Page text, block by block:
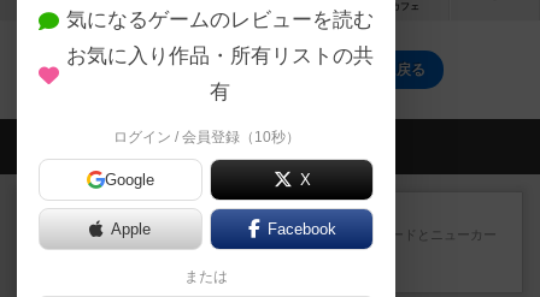
カフェ
ブラック・ローズ・ウォーズのトップに戻る
会員の新しい投稿
戦略やコツ ニューオールド
ゲーム終了時に、「オールドカードとニューカー
ドのどちらもある」 状態に...
28分前
気になるゲームのレビューを読む
お気に入り作品・所有リストの共
有
ログイン / 会員登録（10秒）
Google X
Apple Facebook
または